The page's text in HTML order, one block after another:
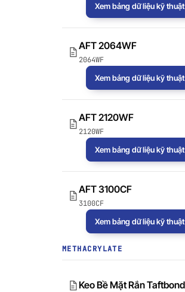
Băng keo bọt acrylic
Xem bảng dữ liệu kỹ thuật
AFT 2064WF
2064WF
Xem bảng dữ liệu kỹ thuật
AFT 2120WF
2120WF
Xem bảng dữ liệu kỹ thuật
AFT 3100CF
3100CF
Xem bảng dữ liệu kỹ thuật
METHACRYLATE
Keo Bề Mặt Rắn Taftbond